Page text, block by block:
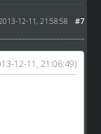
#7
12-11, 21:58:58
12-11, 21:06:49)